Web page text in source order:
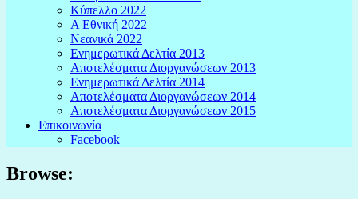
Κύπελλο 2022
Α Εθνική 2022
Νεανικά 2022
Ενημερωτικά Δελτία 2013
Αποτελέσματα Διοργανώσεων 2013
Ενημερωτικά Δελτία 2014
Αποτελέσματα Διοργανώσεων 2014
Αποτελέσματα Διοργανώσεων 2015
Επικοινωνία
Facebook
Browse: